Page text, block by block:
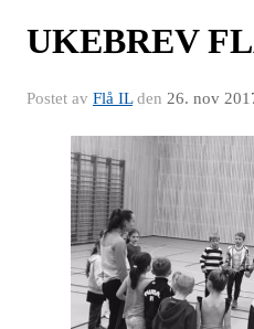
UKEBREV
Postet av Flå ILden 26. nov